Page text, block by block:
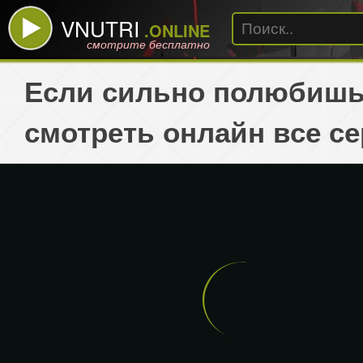
VNUTRI .ONLINE
смотрите бесплатно
Если сильно
смотреть онлайн все